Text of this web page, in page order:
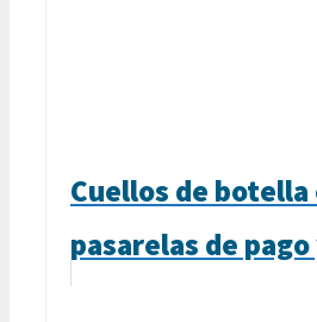
Cuellos de botella
pasarelas de